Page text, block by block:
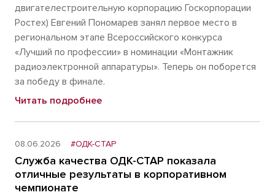
двигателестроительную корпорацию Госкорпорации
Ростех) Евгений Пономарев занял первое место в
региональном этапе Всероссийского конкурса
«Лучший по профессии» в номинации «Монтажник
радиоэлектронной аппаратуры». Теперь он поборется
за победу в финале.
Читать подробнее
08.06.2026 #ОДК-СТАР
Служба качества ОДК-СТАР показала
отличные результаты в корпоративном
чемпионате